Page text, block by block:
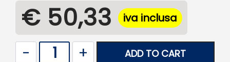
€ 50,33 iva inclusa
ADD TO CART